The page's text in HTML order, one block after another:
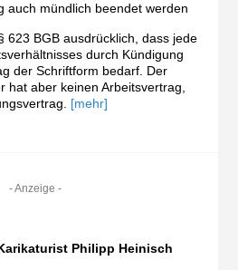
auch mündlich beendet werden
623 BGB ausdrücklich, dass jede
durch Kündigung
der Schriftform bedarf. Der
hat aber keinen Arbeitsvertrag,
[mehr]
- Anzeige -
Philipp Heinisch